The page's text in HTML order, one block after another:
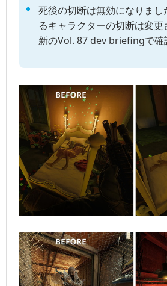
死後の切断は無効になりまし
るキャラクターの切断は変
新のVol. 87 dev briefingで確